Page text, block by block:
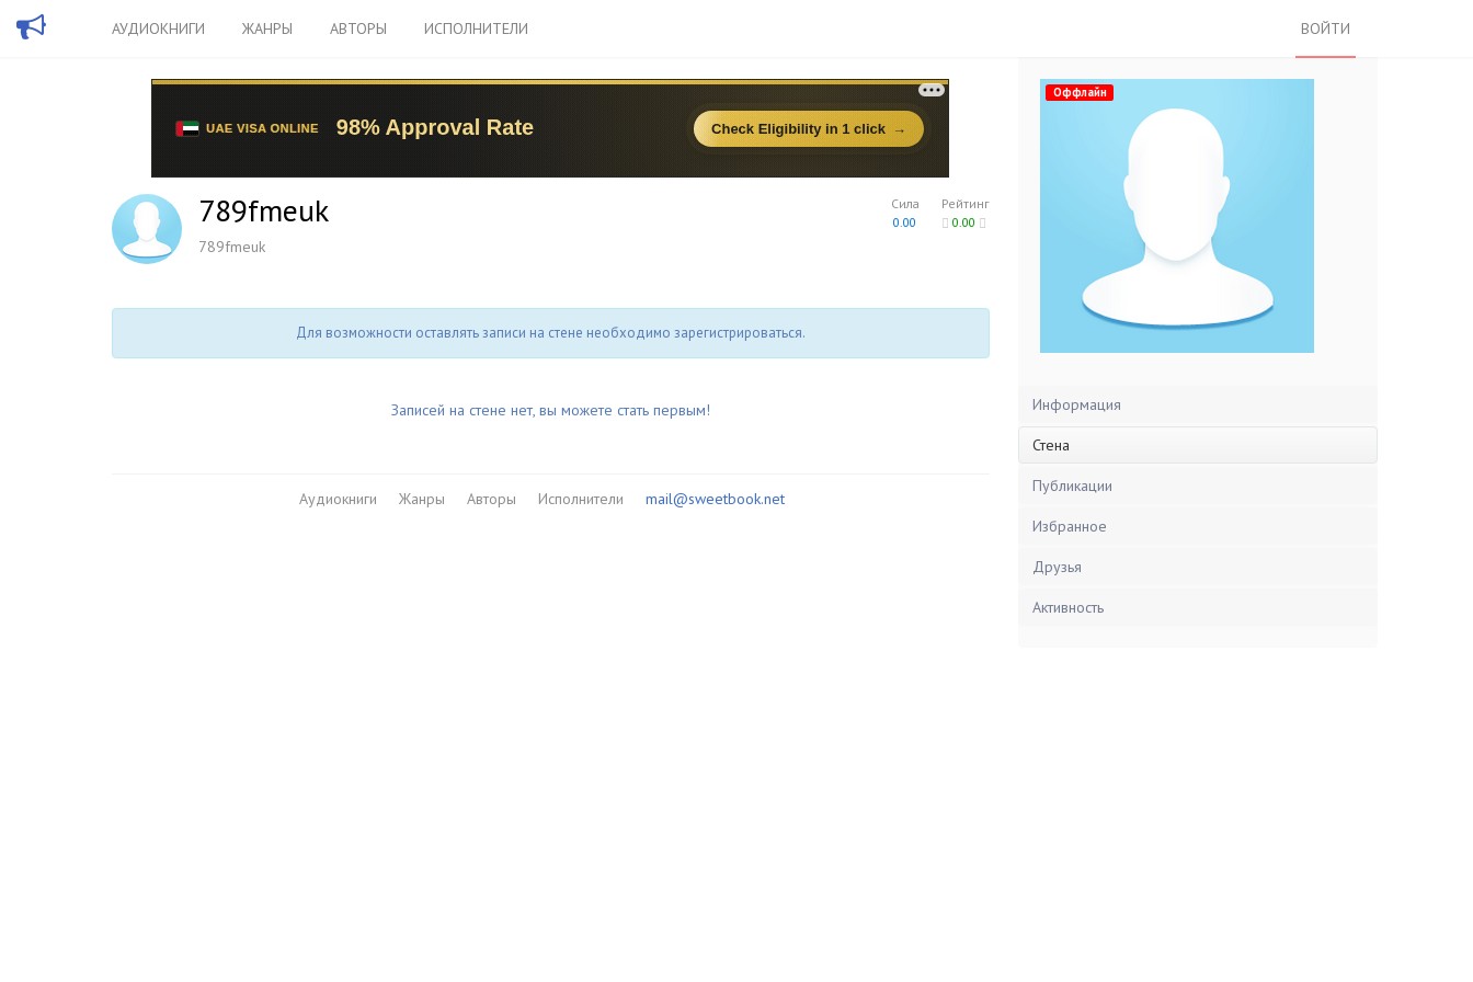
АУДИОКНИГИ ЖАНРЫ АВТОРЫ ИСПОЛНИТЕЛИ ВОЙТИ
Рейтинг
0.00
Сила
0.00
789fmeuk
789fmeuk
Для возможности оставлять записи на стене необходимо зарегистрироваться.
Записей на стене нет, вы можете стать первым!
Аудиокниги Жанры Авторы Исполнители mail@sweetbook.net
Оффлайн
Информация
Стена
Публикации
Избранное
Друзья
Активность